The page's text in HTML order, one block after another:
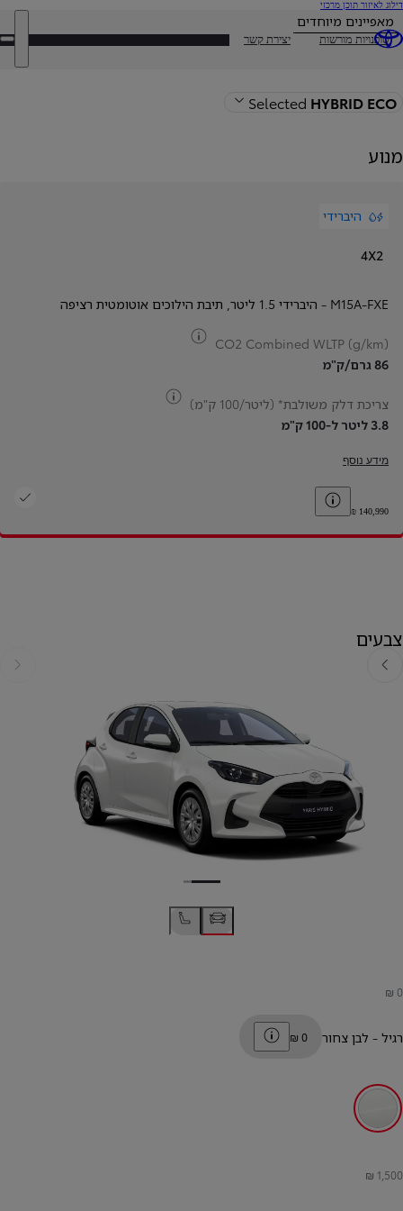
דילוג לאיזור תוכן מרכזי(לחיצה
אנטר)
סוכנויות מורשות יצירת קשר
מאפיינים מיוחדים
Selected HYBRID ECO
מנוע
היברידי
4X2
M15A-FXE - היברידי 1.5 ליטר , תיבת הילוכים אוטומטית רציפה
CO2 Combined WLTP (g/km)
86 גרם/ק"מ
צריכת דלק משולבת* (ליטר/100 ק"מ)
3.8 ליטר ל-100 ק"מ
מידע נוסף
צבעים
אחורה
רגיל - לבן צחור
לבן צחור